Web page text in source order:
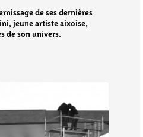
de ses dernières
jeune artiste aixoise,
de son univers.